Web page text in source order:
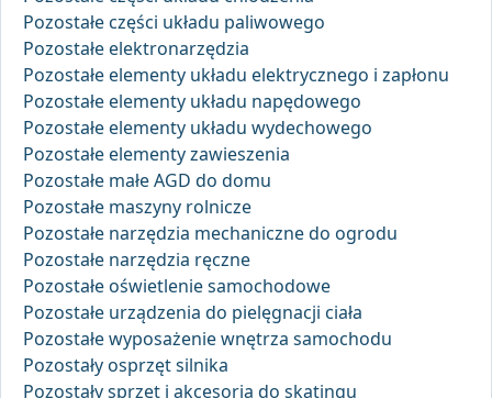
Pozostałe części układu paliwowego
Pozostałe elektronarzędzia
Pozostałe elementy układu elektrycznego i zapłonu
Pozostałe elementy układu napędowego
Pozostałe elementy układu wydechowego
Pozostałe elementy zawieszenia
Pozostałe małe AGD do domu
Pozostałe maszyny rolnicze
Pozostałe narzędzia mechaniczne do ogrodu
Pozostałe narzędzia ręczne
Pozostałe oświetlenie samochodowe
Pozostałe urządzenia do pielęgnacji ciała
Pozostałe wyposażenie wnętrza samochodu
Pozostały osprzęt silnika
Pozostały sprzęt i akcesoria do skatingu